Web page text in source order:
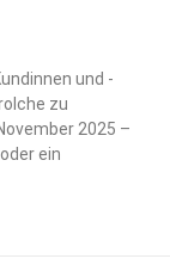
und -
zu
2025 –
ein